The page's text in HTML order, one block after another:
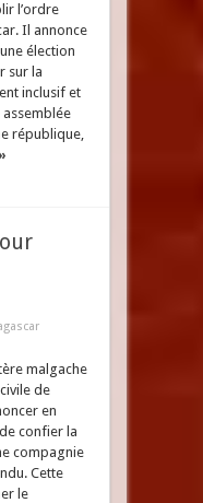
l’ordre
Il annonce
élection
sur la
inclusif et
assemblée
république,
malgache
de
en
confier la
compagnie
Cette
le